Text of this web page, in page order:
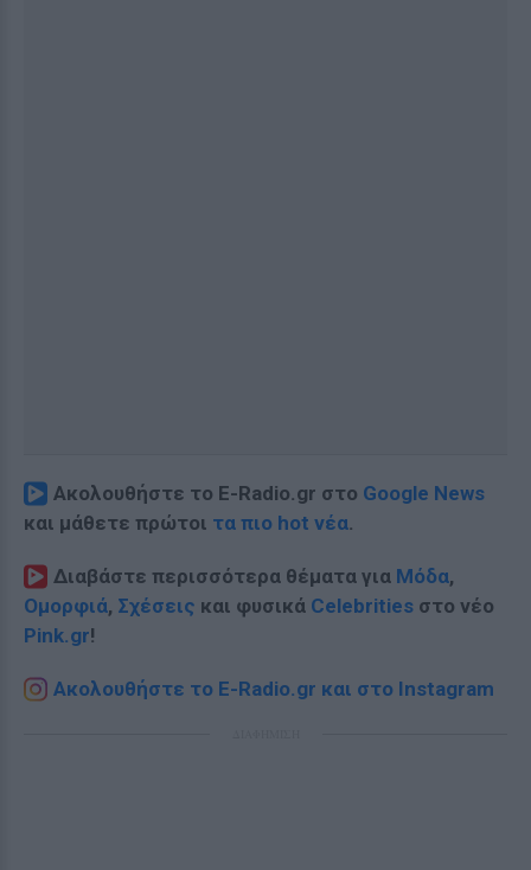
Ακολουθήστε το E-Radio.gr στο Google News
και μάθετε πρώτοι τα πιο hot νέα.
Διαβάστε περισσότερα θέματα για Μόδα,
Ομορφιά, Σχέσεις και φυσικά Celebrities στο νέο
Pink.gr!
Ακολουθήστε το E-Radio.gr και στο Instagram